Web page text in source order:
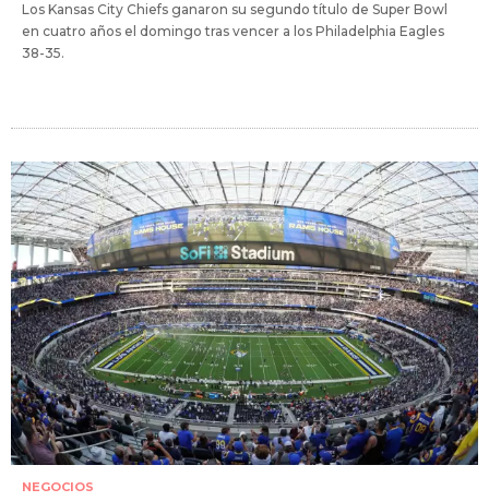
Los Kansas City Chiefs ganaron su segundo título de Super Bowl
en cuatro años el domingo tras vencer a los Philadelphia Eagles
38-35.
NEGOCIOS